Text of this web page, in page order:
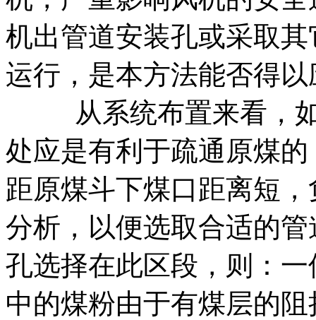
机出管道安装孔或采取
运行，是本方法能否得
从系统布置来看，如
处应是有利于疏通原煤
距原煤斗下煤口距离短
分析，以便选取合适的
孔选择在此区段，则：
中的煤粉由于有煤层的